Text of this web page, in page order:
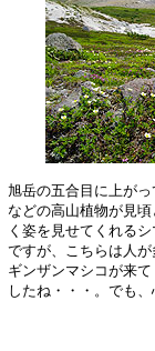
旭岳の五合目に上が
などの高山植物が見
く姿を見せてくれる
ですが、こちらは人
ギンザンマシコが来